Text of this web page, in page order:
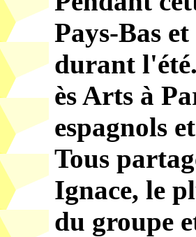
Pays-Bas
durant
ès Arts à
espagnols
Tous
Ignace, le
du groupe